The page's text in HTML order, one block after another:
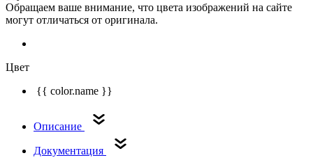
Обращаем ваше внимание, что цвета изображений на сайте
могут отличаться от оригинала.
Цвет
{{ color.name }}
Описание
Документация